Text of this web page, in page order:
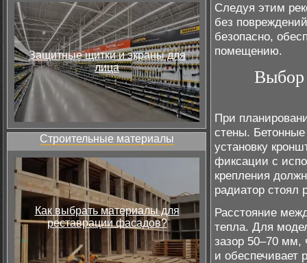
Защитные щитки и экраны для
лица
Строительные материалы
Как выбрать материалы для
реставрации фасадов?
Следуя этим
без
безопасно,
помещению.
Выбор
При
стены.
установку
фиксации с
крепления
радиатор стоял
Расстояние
тепла. Для
зазор 50–70 мм,
и обеспечивает